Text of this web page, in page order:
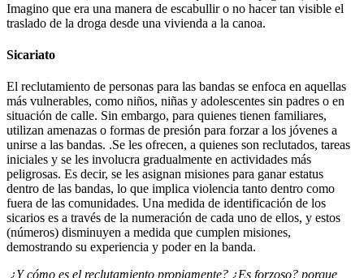
Imagino que era una manera de escabullir o no hacer tan visible el
traslado de la droga desde una vivienda a la canoa.
Sicariato
El reclutamiento de personas para las bandas se enfoca en aquellas
más vulnerables, como niños, niñas y adolescentes sin padres o en
situación de calle. Sin embargo, para quienes tienen familiares,
utilizan amenazas o formas de presión para forzar a los jóvenes a
unirse a las bandas. .Se les ofrecen, a quienes son reclutados, tareas
iniciales y se les involucra gradualmente en actividades más
peligrosas. Es decir, se les asignan misiones para ganar estatus
dentro de las bandas, lo que implica violencia tanto dentro como
fuera de las comunidades. Una medida de identificación de los
sicarios es a través de la numeración de cada uno de ellos, y estos
(números) disminuyen a medida que cumplen misiones,
demostrando su experiencia y poder en la banda.
¿Y cómo es el reclutamiento propiamente? ¿Es forzoso? porque